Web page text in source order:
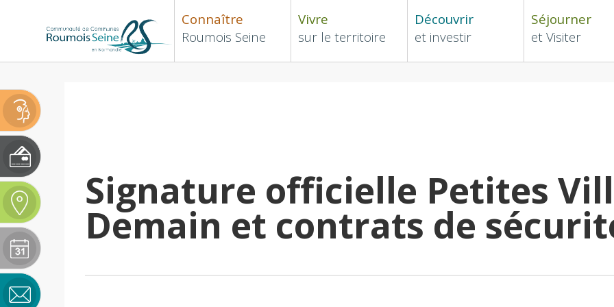
Connaître
Roumois Seine
Vivre
sur le territoire
Découvrir
et investir
Séjourner
et Visiter
Signature officielle Petites
Demain et contrats de